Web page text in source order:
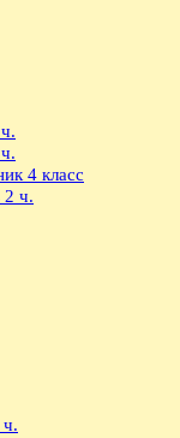
4 класс
2 ч.